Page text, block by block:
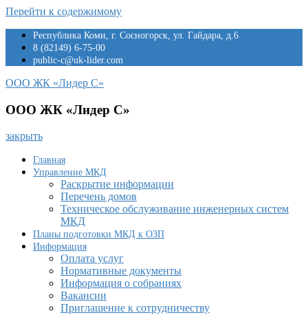
Перейти к содержимому
Республика Коми, г. Сосногорск, ул. Гайдара, д.6
8 (82149) 6-75-00
public-c@uk-lider.com
ООО ЖК «Лидер С»
ООО ЖК «Лидер С»
закрыть
Главная
Управление МКД
Раскрытие информации
Перечень домов
Техническое обслуживание инженерных систем
МКД
Планы подготовки МКД к ОЗП
Информация
Оплата услуг
Нормативные документы
Информация о собраниях
Вакансии
Приглашение к сотрудничеству